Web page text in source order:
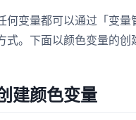
何变量都可以通过「变
式。下面以颜色变量的创
建颜色变量